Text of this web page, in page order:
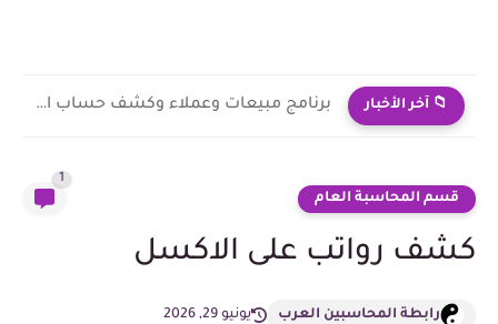
📁 آخر الأخبار برنامج مبيعات وعملاء وكشف حساب احترافي
قسم المحاسبة العام
1
كشف رواتب على الاكسل
رابطة المحاسبين العرب يونيو 29, 2026